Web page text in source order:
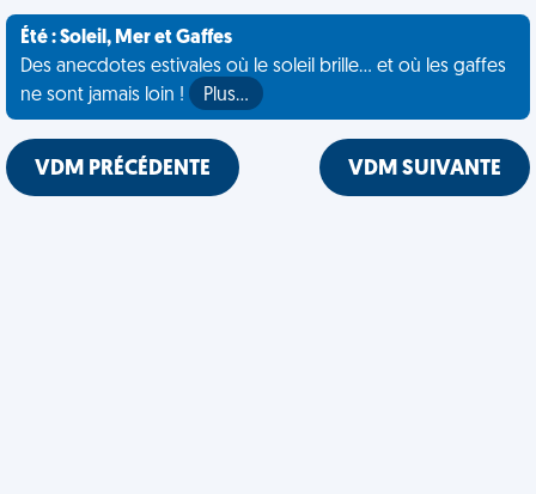
Été : Soleil, Mer et Gaffes
Des anecdotes estivales où le soleil brille... et où les gaffes
ne sont jamais loin !
Plus…
VDM PRÉCÉDENTE VDM SUIVANTE